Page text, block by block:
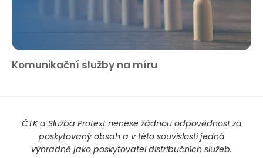
Komunikační služby na míru
ČTK a Služba Protext nenese žádnou odpovědnost za
poskytovaný obsah a v této souvislosti jedná
výhradně jako poskytovatel distribučních služeb.